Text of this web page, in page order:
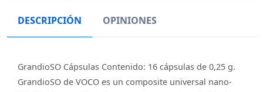
DESCRIPCIÓN OPINIONES
GrandioSO Cápsulas Contenido: 16 cápsulas de 0,25 g.
GrandioSO de VOCO es un composite universal nano-